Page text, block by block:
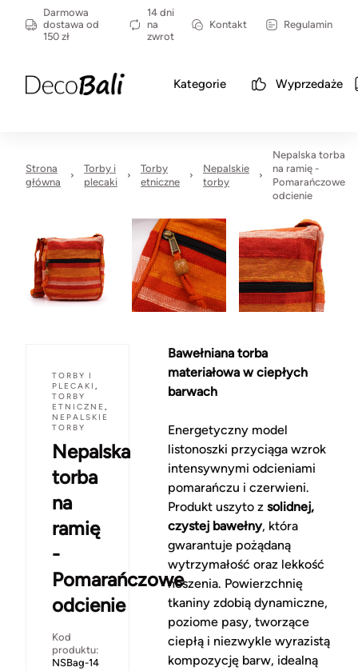
Darmowa
dostawa od
150 zł
14 dni
na
zwrot
Kontakt Regulamin
Kategorie Wyprzedaże
Strona
główna
Torby i
plecaki
Torby
etniczne
Nepalskie
torby
Nepalska torba
na ramię -
Pomarańczowe
odcienie
TORBY I
PLECAKI ,
TORBY
ETNICZNE ,
NEPALSKIE
TORBY
Nepalska
torba
na
ramię
-
Pomarańczowe
odcienie
Kod
produktu:
NSBag-14
Bawełniana torba
materiałowa w ciepłych
barwach
Energetyczny model
listonoszki przyciąga wzrok
intensywnymi odcieniami
pomarańczu i czerwieni.
Produkt uszyto z solidnej,
czystej bawełny, która
gwarantuje pożądaną
wytrzymałość oraz lekkość
noszenia. Powierzchnię
tkaniny zdobią dynamiczne,
poziome pasy, tworzące
ciepłą i niezwykle wyrazistą
kompozycję barw, idealną